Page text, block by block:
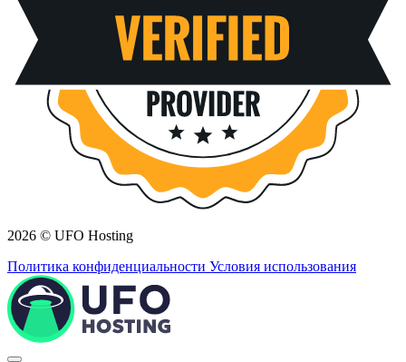
2026 © UFO Hosting
Политика конфиденциальности Условия использования